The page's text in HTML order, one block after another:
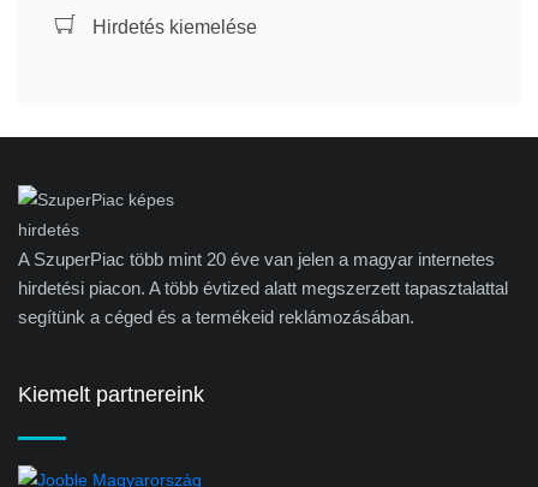
Hirdetés kiemelése
A SzuperPiac több mint 20 éve van jelen a magyar internetes
hirdetési piacon. A több évtized alatt megszerzett tapasztalattal
segítünk a céged és a termékeid reklámozásában.
Kiemelt partnereink